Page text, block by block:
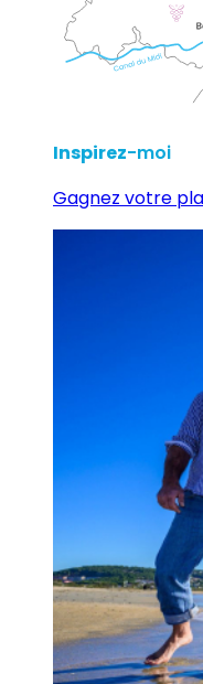
Inspirez-moi
Gagnez votre